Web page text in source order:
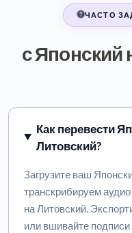
ЧАСТО
с Японский
Как перевести
Литовский?
Загрузите ваш
транскрибируем
на Литовский.
или вшивайте подписи